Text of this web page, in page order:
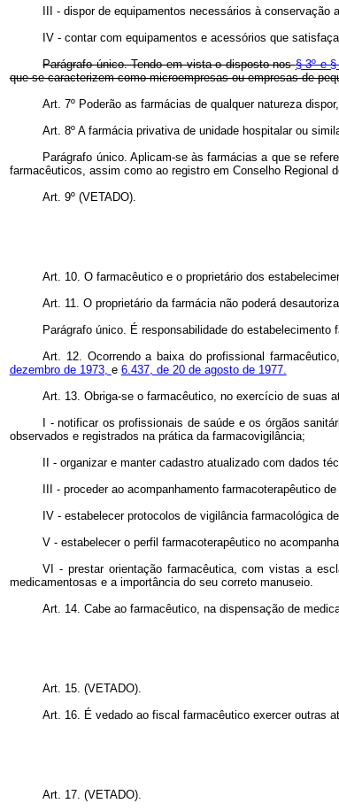
III - dispor de equipamentos necessários à conservação
IV - contar com equipamentos e acessórios que
Parágrafo único. Tendo em vista o disposto nos§ 3º e
que se caracterizem como microempresas ou empresas de
Art. 7º Poderão as farmácias de qualquer natureza
Art. 8º A farmácia privativa de unidade hospitalar ou
Parágrafo único. Aplicam-se às farmácias a que se
farmacêuticos, assim como ao registro em Conselho Regional
Art. 9º (VETADO).
Art. 10. O farmacêutico e o proprietário dos
Art. 11. O proprietário da farmácia não poderá
Parágrafo único. É responsabilidade do
Art. 12. Ocorrendo a baixa do profissional
dezembro de 1973, e 6.437, de 20 de agosto de 1977.
Art. 13. Obriga-se o farmacêutico, no exercício de suas
I - notificar os profissionais de saúde e os órgãos
observados e registrados na prática da farmacovigilância;
II - organizar e manter cadastro atualizado com dados
III - proceder ao acompanhamento farmacoterapêutico
IV - estabelecer protocolos de vigilância farmacológica
V - estabelecer o perfil farmacoterapêutico no
VI - prestar orientação farmacêutica, com vistas a
medicamentosas e a importância do seu correto manuseio.
Art. 14. Cabe ao farmacêutico, na dispensação de
Art. 15. (VETADO).
Art. 16. É vedado ao fiscal farmacêutico exercer outras
Art. 17. (VETADO).